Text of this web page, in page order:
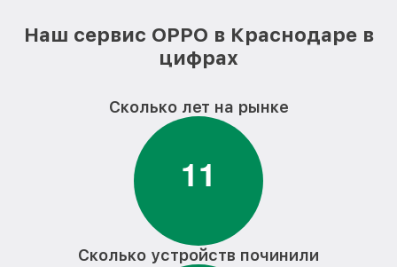
Наш сервис OPPO в Краснодаре в
цифрах
Сколько лет на рынке
11
Сколько устройств починили